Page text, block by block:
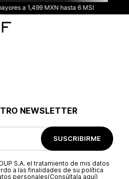
a 1,499 MXN hasta 6 MSI
NEWSLETTER
SUSCRIBIRME
S.A. el tratamiento de mis datos
a las finalidades de su política
personales‎(Consúltala aquí)